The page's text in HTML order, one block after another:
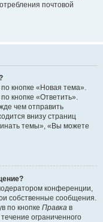
почтовой
кнопке «Новая тема».
кнопке «Ответить».
чем отправить
внизу страниц
темы», «Вы можете
конференции,
собственные сообщения.
по кнопке Правка в
ограниченного